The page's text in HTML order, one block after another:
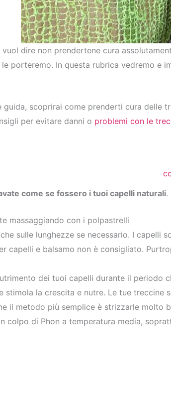
dire non prendertene cura
porteremo. In questa rubrica vedremo e
scoprirai come prenderti cura delle
per evitare danni o problemi con le
come se fossero i tuoi capelli naturali.
massaggiando con i polpastrelli
sulle lunghezze se necessario. I
capelli e balsamo non è consigliato.
dei tuoi capelli durante il periodo
stimola la crescita e nutre. Le tue treccine
il metodo più semplice è strizzarle molto
colpo di Phon a temperatura media,